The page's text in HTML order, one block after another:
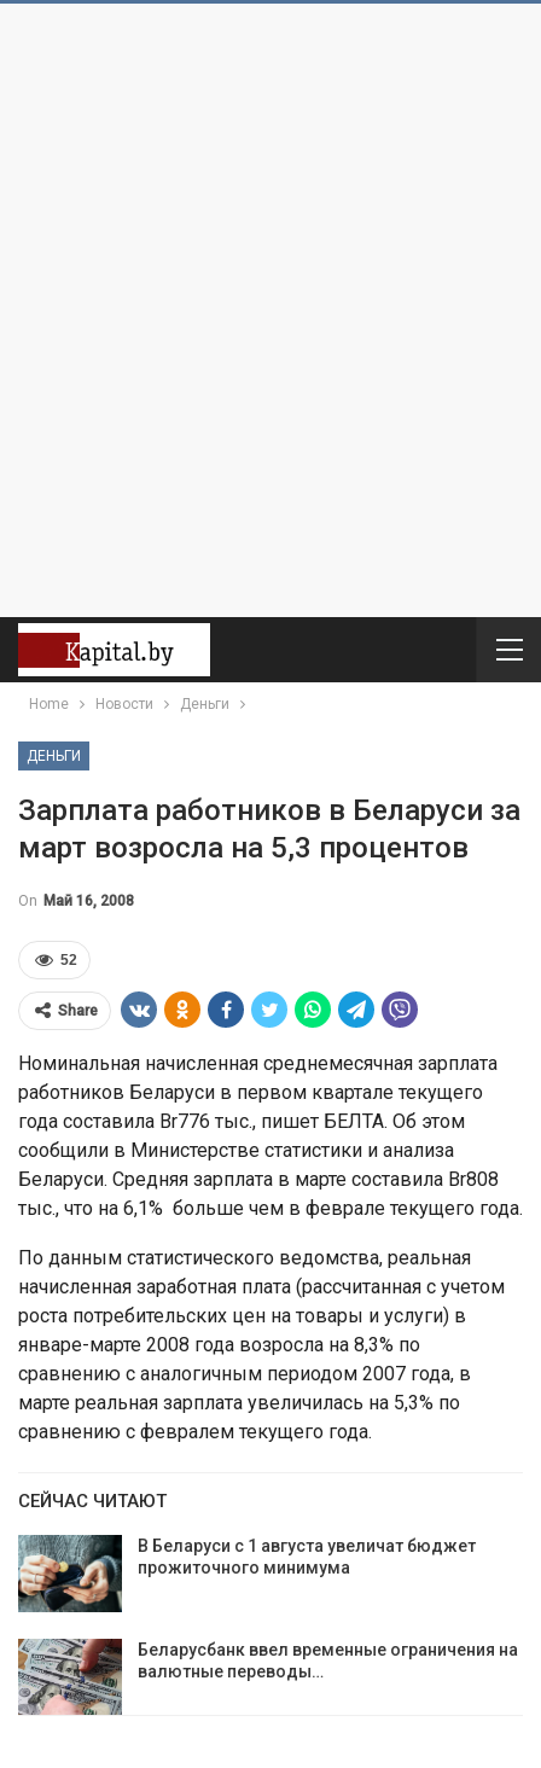
Home Новости Деньги
ДЕНЬГИ
Зарплата работников в Беларуси за
март возросла на 5,3 процентов
On Май 16, 2008
52
Share
Номинальная начисленная среднемесячная зарплата
работников Беларуси в первом квартале текущего
года составила Br776 тыс., пишет БЕЛТА. Об этом
сообщили в Министерстве статистики и анализа
Беларуси. Средняя зарплата в марте составила Br808
тыс., что на 6,1% больше чем в феврале текущего года.
По данным статистического ведомства, реальная
начисленная заработная плата (рассчитанная с учетом
роста потребительских цен на товары и услуги) в
январе-марте 2008 года возросла на 8,3% по
сравнению с аналогичным периодом 2007 года, в
марте реальная зарплата увеличилась на 5,3% по
сравнению с февралем текущего года.
СЕЙЧАС ЧИТАЮТ
В Беларуси с 1 августа увеличат бюджет
прожиточного минимума
Беларусбанк ввел временные ограничения на
валютные переводы…